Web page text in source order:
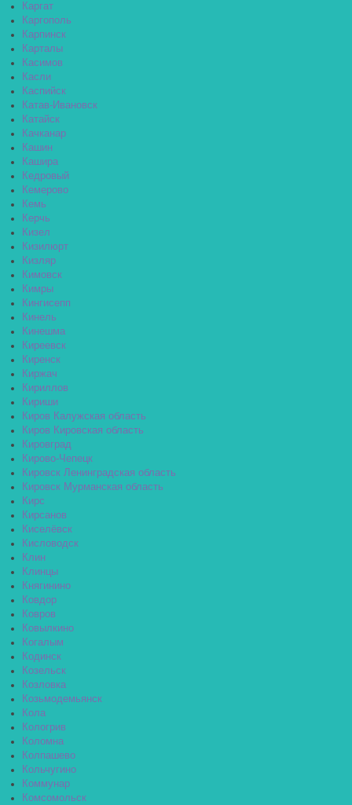
Каргат
Каргополь
Карпинск
Карталы
Касимов
Касли
Каспийск
Катав-Ивановск
Катайск
Качканар
Кашин
Кашира
Кедровый
Кемерово
Кемь
Керчь
Кизел
Кизилюрт
Кизляр
Кимовск
Кимры
Кингисепп
Кинель
Кинешма
Киреевск
Киренск
Киржач
Кириллов
Кириши
Киров Калужская область
Киров Кировская область
Кировград
Кирово-Чепецк
Кировск Ленинградская область
Кировск Мурманская область
Кирс
Кирсанов
Киселёвск
Кисловодск
Клин
Клинцы
Княгинино
Ковдор
Ковров
Ковылкино
Когалым
Кодинск
Козельск
Козловка
Козьмодемьянск
Кола
Кологрив
Коломна
Колпашево
Кольчугино
Коммунар
Комсомольск